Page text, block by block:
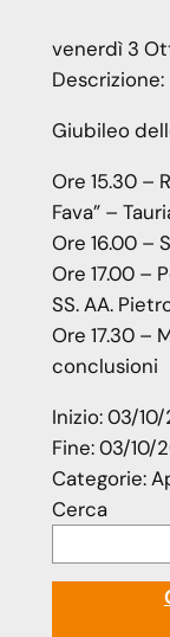
venerdì 3
Descrizione:
Giubileo
Ore 15.30 –
Fava” –
Ore 16.00 –
Ore 17.00 –
SS. AA.
Ore 17.30 –
conclusioni
Inizio:03/10/
Fine:03/10/
Categorie:
Cerca